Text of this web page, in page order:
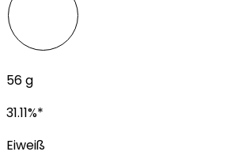
56g
31.11%*
Eiweiß